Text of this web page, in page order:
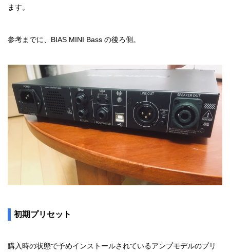
ます。
参考までに、BIAS MINI Bass の後ろ側。
初期プリセット
購入時の状態で予めインストールされているアンプモデルのプリ